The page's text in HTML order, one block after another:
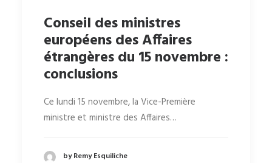
Conseil des ministres
européens des Affaires
étrangères du 15 novembre :
conclusions
Ce lundi 15 novembre, la Vice-Première
ministre et ministre des Affaires…
by Remy Esquiliche